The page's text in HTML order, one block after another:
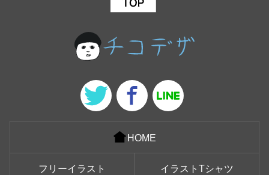
HOME
フリーイラスト イラストTシャツ